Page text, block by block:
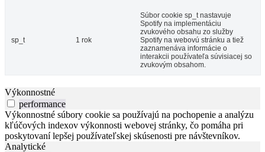
sp_t 1 rok
Súbor cookie sp_t nastavuje
Spotify na implementáciu
zvukového obsahu zo služby
Spotify na webovú stránku a tiež
zaznamenáva informácie o
interakcii používateľa súvisiacej so
zvukovým obsahom.
Výkonnostné
performance
Výkonnostné súbory cookie sa používajú na pochopenie a analýzu
kľúčových indexov výkonnosti webovej stránky, čo pomáha pri
poskytovaní lepšej používateľskej skúsenosti pre návštevníkov.
Analytické